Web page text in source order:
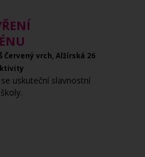
Červený vrch, Alžírská 26
uskuteční slavnostní